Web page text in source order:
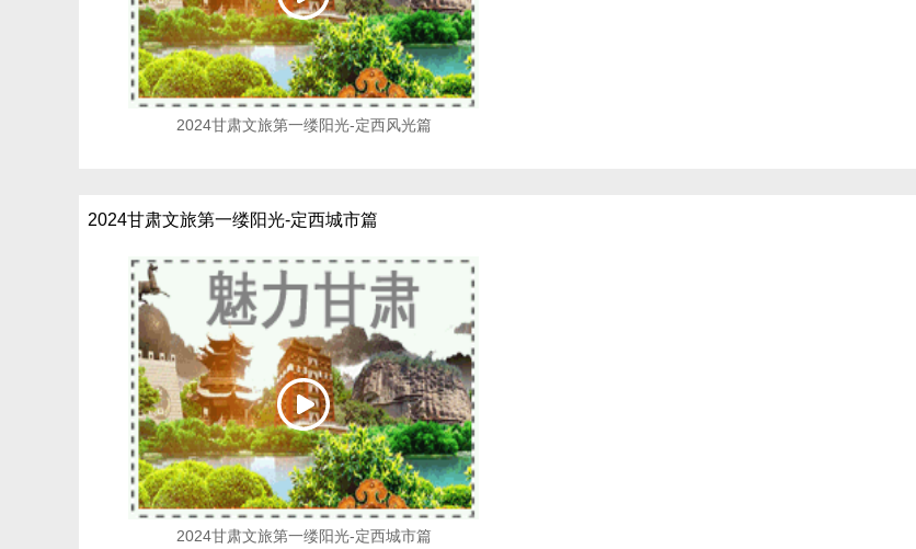
2024甘肃文旅第一缕阳光-定西风光篇
2024甘肃文旅第一缕阳光-定西城市篇
2024甘肃文旅第一缕阳光-定西城市篇